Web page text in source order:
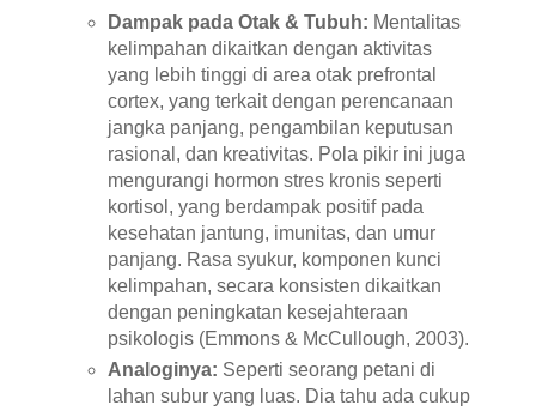
Dampak pada Otak & Tubuh: Mentalitas
kelimpahan dikaitkan dengan aktivitas
yang lebih tinggi di area otak prefrontal
cortex, yang terkait dengan perencanaan
jangka panjang, pengambilan keputusan
rasional, dan kreativitas. Pola pikir ini juga
mengurangi hormon stres kronis seperti
kortisol, yang berdampak positif pada
kesehatan jantung, imunitas, dan umur
panjang. Rasa syukur, komponen kunci
kelimpahan, secara konsisten dikaitkan
dengan peningkatan kesejahteraan
psikologis (Emmons & McCullough, 2003).
Analoginya: Seperti seorang petani di
lahan subur yang luas. Dia tahu ada cukup